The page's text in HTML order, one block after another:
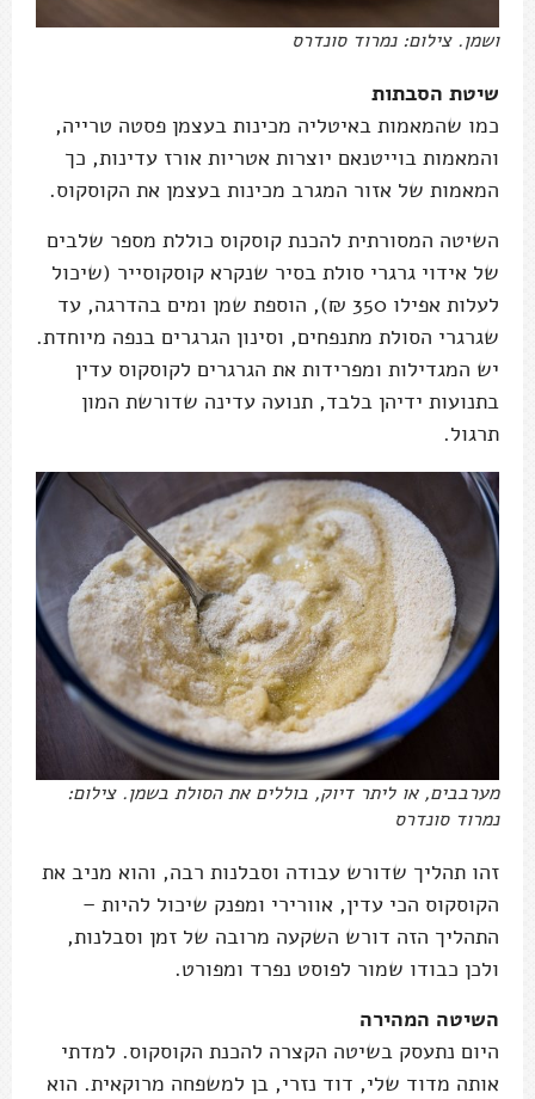
ושמן. צילום: נמרוד סונדרס
שיטת הסבתות
כמו שהמאמות באיטליה מכינות בעצמן פסטה טרייה,
והמאמות בוייטנאם יוצרות אטריות אורז עדינות, כך
המאמות של אזור המגרב מכינות בעצמן את הקוסקוס.
השיטה המסורתית להכנת קוסקוס כוללת מספר שלבים
של אידוי גרגרי סולת בסיר שנקרא קוסקוסייר (שיכול
לעלות אפילו 350 ₪), הוספת שמן ומים בהדרגה, עד
שגרגרי הסולת מתנפחים, וסינון הגרגרים בנפה מיוחדת.
יש המגדילות ומפרידות את הגרגרים לקוסקוס עדין
בתנועות ידיהן בלבד, תנועה עדינה שדורשת המון
תרגול.
מערבבים, או ליתר דיוק, בוללים את הסולת בשמן. צילום:
נמרוד סונדרס
זהו תהליך שדורש עבודה וסבלנות רבה, והוא מניב את
הקוסקוס הכי עדין, אוורירי ומפנק שיכול להיות –
התהליך הזה דורש השקעה מרובה של זמן וסבלנות,
ולכן כבודו שמור לפוסט נפרד ומפורט.
השיטה המהירה
היום נתעסק בשיטה הקצרה להכנת הקוסקוס. למדתי
אותה מדוד שלי, דוד נזרי, בן למשפחה מרוקאית. הוא